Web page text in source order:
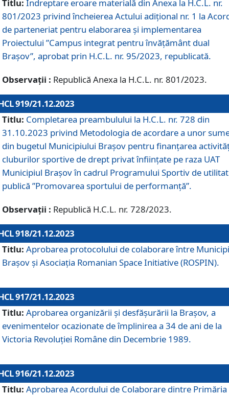
Titlu: Îndreptare eroare materială din Anexa la H.C.L. nr.
801/2023 privind încheierea Actului adițional nr. 1 la
de parteneriat pentru elaborarea și implementarea
Proiectului ”Campus integrat pentru învățământ dual
Brașov”, aprobat prin H.C.L. nr. 95/2023, republicată.
Observații : Republică Anexa la H.C.L. nr. 801/2023.
919/21.12.2023
Titlu: Completarea preambulului la H.C.L. nr. 728 din
31.10.2023 privind Metodologia de acordare a unor
din bugetul Municipiului Brașov pentru finanțarea
cluburilor sportive de drept privat înființate pe raza UAT
Municipiul Brașov în cadrul Programului Sportiv de
publică ”Promovarea sportului de performanță”.
Observații : Republică H.C.L. nr. 728/2023.
918/21.12.2023
Titlu: Aprobarea protocolului de colaborare între
Brașov și Asociația Romanian Space Initiative (ROSPIN).
917/21.12.2023
Titlu: Aprobarea organizării şi desfăşurării la Braşov, a
evenimentelor ocazionate de împlinirea a 34 de ani de la
Victoria Revoluţiei Române din Decembrie 1989.
916/21.12.2023
Titlu: Aprobarea Acordului de Colaborare dintre Primăria